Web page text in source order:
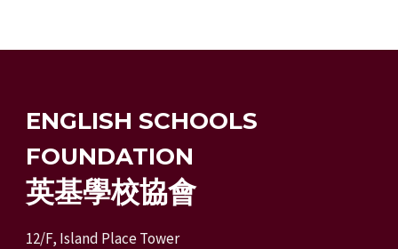
ENGLISH SCHOOLS
FOUNDATION
英基學校協會
12/F, Island Place Tower